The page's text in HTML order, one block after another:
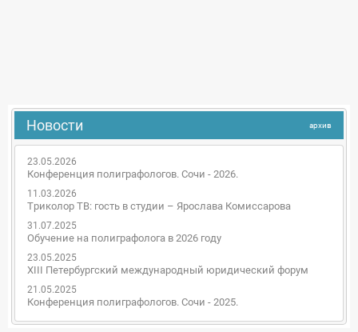
Новости архив
23.05.2026
Конференция полиграфологов. Сочи - 2026.
11.03.2026
Триколор ТВ: гость в студии – Ярослава Комиссарова
31.07.2025
Обучение на полиграфолога в 2026 году
23.05.2025
XIII Петербургский международный юридический форум
21.05.2025
Конференция полиграфологов. Сочи - 2025.